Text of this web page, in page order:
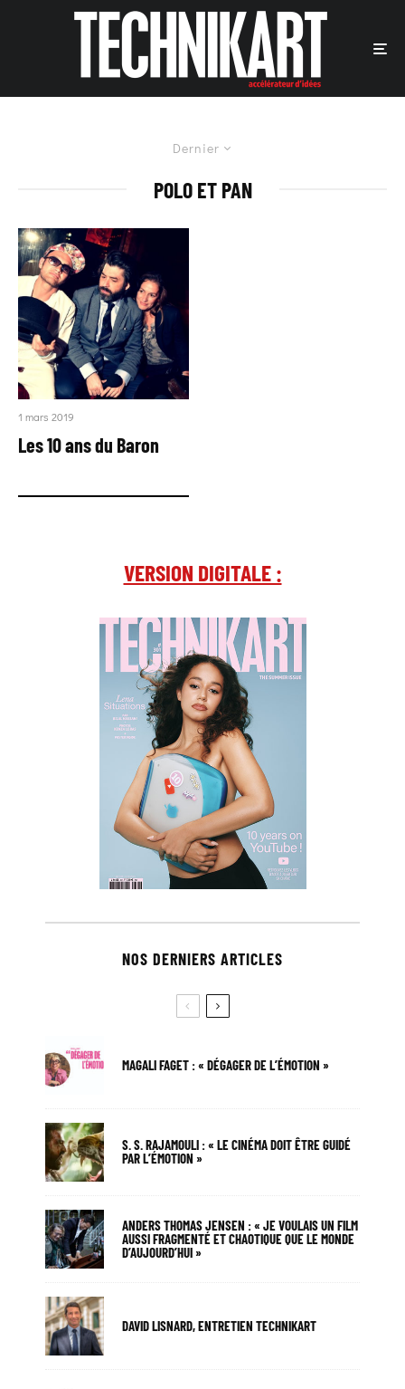
Dernier
POLO ET PAN
1 mars 2019
Les 10 ans du Baron
VERSION DIGITALE :
NOS DERNIERS ARTICLES
MAGALI FAGET : « DÉGAGER DE L’ÉMOTION »
S. S. RAJAMOULI : « LE CINÉMA DOIT ÊTRE GUIDÉ
PAR L’ÉMOTION »
ANDERS THOMAS JENSEN : « JE VOULAIS UN FILM
AUSSI FRAGMENTÉ ET CHAOTIQUE QUE LE MONDE
D’AUJOURD’HUI »
DAVID LISNARD, ENTRETIEN TECHNIKART